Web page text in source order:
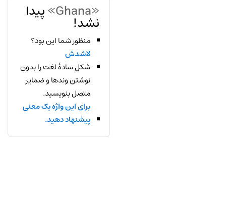
«Ghana» پیدا
نشد!
منظور شما این بود؟
لاشدش
شکل سادهٔ لغت را بدون
نوشتن وندها و ضمایر
متصل بنویسید.
برای این واژه یک معنی
پیشنهاد دهید.